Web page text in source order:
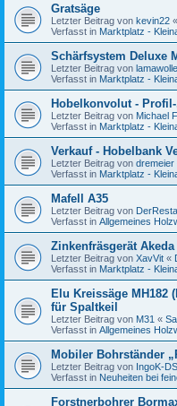
Gratsäge
Letzter Beitrag von kevin22 «
Verfasst in Marktplatz -
Schärfsystem Deluxe
Letzter Beitrag von lamawolle
Verfasst in Marktplatz -
Hobelkonvolut -
Letzter Beitrag von Michael
Verfasst in Marktplatz -
Verkauf - Hobelbank
Letzter Beitrag von dremeier
Verfasst in Marktplatz -
Mafell A35
Letzter Beitrag von
Verfasst in Allgemeines
Zinkenfräsgerät
Letzter Beitrag von XavVit «
Verfasst in Marktplatz -
Elu Kreissäge MH182
für Spaltkeil
Letzter Beitrag von M31 «
Verfasst in Allgemeines
Mobiler Bohrständer
Letzter Beitrag von IngoK-
Verfasst in Neuheiten bei
Forstnerbohrer